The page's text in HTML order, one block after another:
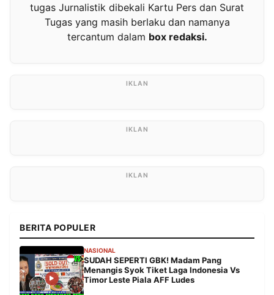
tugas Jurnalistik dibekali Kartu Pers dan Surat
Tugas yang masih berlaku dan namanya
tercantum dalam box redaksi.
BERITA POPULER
NASIONAL
SUDAH SEPERTI GBK! Madam Pang
Menangis Syok Tiket Laga Indonesia Vs
Timor Leste Piala AFF Ludes